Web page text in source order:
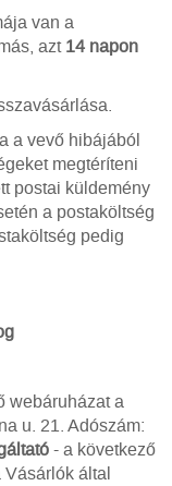
van a
azt14 napon
a vevő hibájából
megtéríteni
postai küldemény
a postaköltség
pedig
webáruházat a
u. 21. Adószám:
- a következő
által